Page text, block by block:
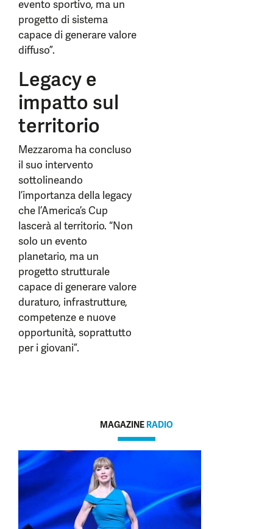
evento sportivo, ma un
progetto di sistema
capace di generare valore
diffuso”.
Legacy e
impatto sul
territorio
Mezzaroma ha concluso
il suo intervento
sottolineando
l’importanza della legacy
che l’America’s Cup
lascerà al territorio. “Non
solo un evento
planetario, ma un
progetto strutturale
capace di generare valore
duraturo, infrastrutture,
competenze e nuove
opportunità, soprattutto
per i giovani”.
MAGAZINE RADIO